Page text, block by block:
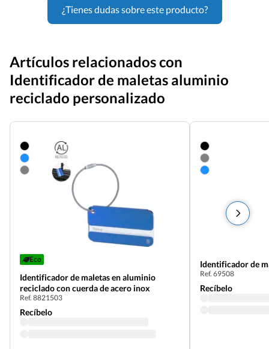
¿Tienes dudas sobre este producto?
Artículos relacionados con
Identificador de maletas aluminio
reciclado personalizado
Eco
Identificador de maletas en aluminio
reciclado con cuerda de acero inox
Ref. 8821503
Recíbelo
Identificador de
Ref. 69508
Recíbelo